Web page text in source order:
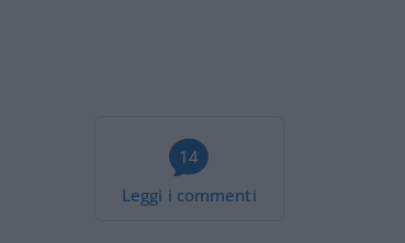
14
Leggi i commenti